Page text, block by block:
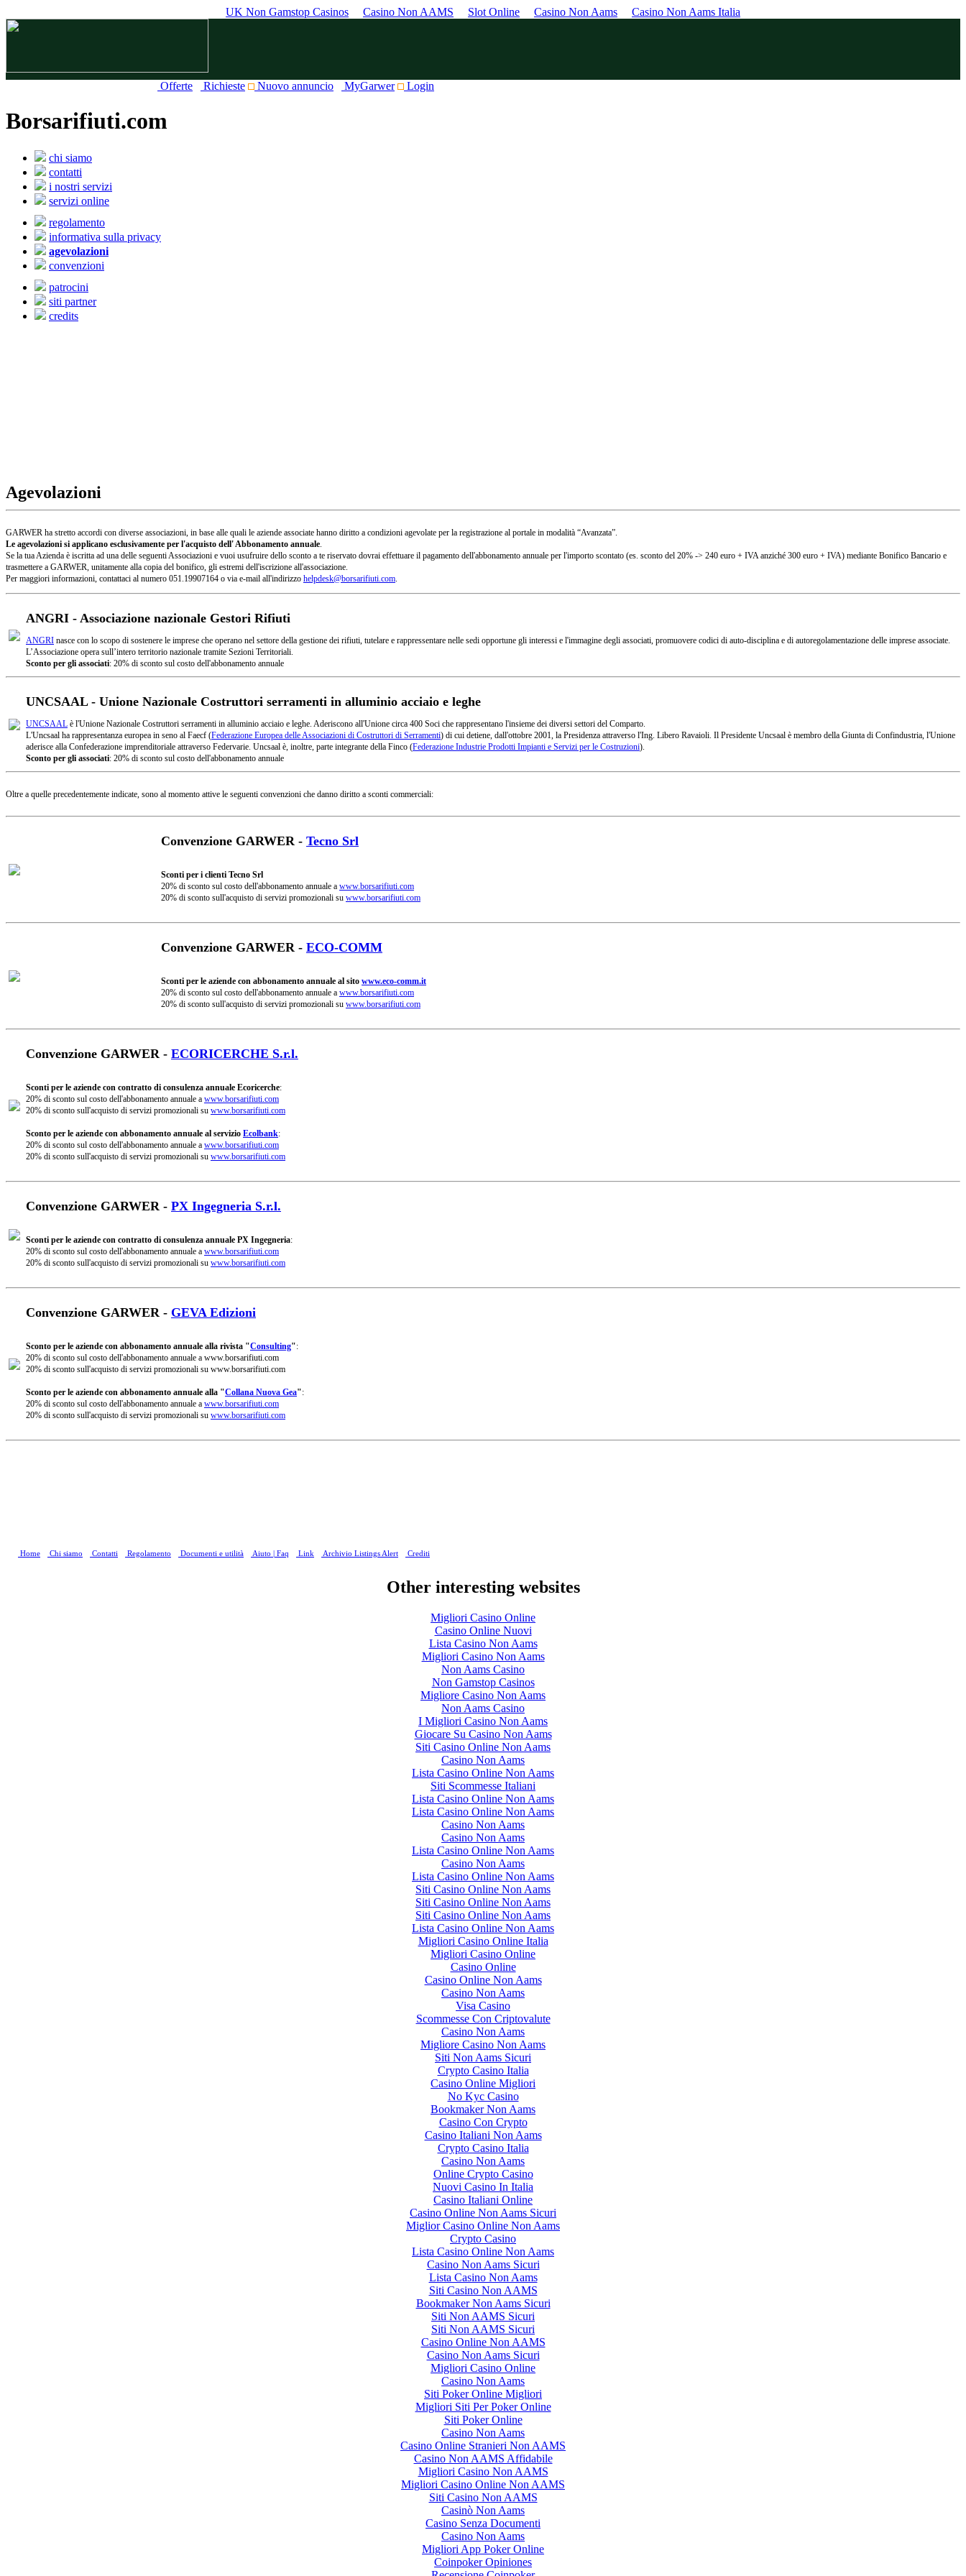
UK Non Gamstop Casinos Casino Non AAMS Slot Online Casino Non Aams Casino Non Aams Italia
Offerte Richieste Nuovo annuncio MyGarwer Login
Borsarifiuti.com
chi siamo
contatti
i nostri servizi
servizi online
regolamento
informativa sulla privacy
agevolazioni
convenzioni
patrocini
siti partner
credits
Agevolazioni
GARWER ha stretto accordi con diverse associazioni, in base alle quali le aziende associate hanno diritto a condizioni agevolate per la registrazione al portale in modalità “Avanzata”.
Le agevolazioni si applicano esclusivamente per l'acquisto dell' Abbonamento annuale.
Se la tua Azienda è iscritta ad una delle seguenti Associazioni e vuoi usufruire dello sconto a te riservato dovrai effettuare il pagamento dell'abbonamento annuale per l'importo scontato (es. sconto del 20% -> 240 euro + IVA anziché 300 euro + IVA) mediante Bonifico Bancario e
trasmettere a GARWER, unitamente alla copia del bonifico, gli estremi dell'iscrizione all'associazione.
Per maggiori informazioni, contattaci al numero 051.19907164 o via e-mail all'indirizzo helpdesk@borsarifiuti.com.
ANGRI - Associazione nazionale Gestori Rifiuti
ANGRI nasce con lo scopo di sostenere le imprese che operano nel settore della gestione dei rifiuti, tutelare e rappressentare nelle sedi opportune gli interessi e l'immagine degli associati, promuovere codici di auto-disciplina e di autoregolamentazione delle imprese associate.
L’Associazione opera sull’intero territorio nazionale tramite Sezioni Territoriali.
Sconto per gli associati: 20% di sconto sul costo dell'abbonamento annuale
UNCSAAL - Unione Nazionale Costruttori serramenti in alluminio acciaio e leghe
UNCSAAL è l'Unione Nazionale Costruttori serramenti in alluminio acciaio e leghe. Aderiscono all'Unione circa 400 Soci che rappresentano l'insieme dei diversi settori del Comparto.
L'Uncsaal ha rappresentanza europea in seno al Faecf (Federazione Europea delle Associazioni di Costruttori di Serramenti) di cui detiene, dall'ottobre 2001, la Presidenza attraverso l'Ing. Libero Ravaioli. Il Presidente Uncsaal è membro della Giunta di Confindustria, l'Unione
aderisce alla Confederazione imprenditoriale attraverso Federvarie. Uncsaal è, inoltre, parte integrante della Finco (Federazione Industrie Prodotti Impianti e Servizi per le Costruzioni).
Sconto per gli associati: 20% di sconto sul costo dell'abbonamento annuale
Oltre a quelle precedentemente indicate, sono al momento attive le seguenti convenzioni che danno diritto a sconti commerciali:
Convenzione GARWER - Tecno Srl
Sconti per i clienti Tecno Srl
20% di sconto sul costo dell'abbonamento annuale a www.borsarifiuti.com
20% di sconto sull'acquisto di servizi promozionali su www.borsarifiuti.com
Convenzione GARWER - ECO-COMM
Sconti per le aziende con abbonamento annuale al sito www.eco-comm.it
20% di sconto sul costo dell'abbonamento annuale a www.borsarifiuti.com
20% di sconto sull'acquisto di servizi promozionali su www.borsarifiuti.com
Convenzione GARWER - ECORICERCHE S.r.l.
Sconti per le aziende con contratto di consulenza annuale Ecoricerche:
20% di sconto sul costo dell'abbonamento annuale a www.borsarifiuti.com
20% di sconto sull'acquisto di servizi promozionali su www.borsarifiuti.com
Sconto per le aziende con abbonamento annuale al servizio Ecolbank:
20% di sconto sul costo dell'abbonamento annuale a www.borsarifiuti.com
20% di sconto sull'acquisto di servizi promozionali su www.borsarifiuti.com
Convenzione GARWER - PX Ingegneria S.r.l.
Sconti per le aziende con contratto di consulenza annuale PX Ingegneria:
20% di sconto sul costo dell'abbonamento annuale a www.borsarifiuti.com
20% di sconto sull'acquisto di servizi promozionali su www.borsarifiuti.com
Convenzione GARWER - GEVA Edizioni
Sconto per le aziende con abbonamento annuale alla rivista "Consulting":
20% di sconto sul costo dell'abbonamento annuale a www.borsarifiuti.com
20% di sconto sull'acquisto di servizi promozionali su www.borsarifiuti.com
Sconto per le aziende con abbonamento annuale alla "Collana Nuova Gea":
20% di sconto sul costo dell'abbonamento annuale a www.borsarifiuti.com
20% di sconto sull'acquisto di servizi promozionali su www.borsarifiuti.com
Home Chi siamo Contatti Regolamento Documenti e utilità Aiuto | Faq Link Archivio Listings Alert Crediti
Other interesting websites
Migliori Casino Online
Casino Online Nuovi
Lista Casino Non Aams
Migliori Casino Non Aams
Non Aams Casino
Non Gamstop Casinos
Migliore Casino Non Aams
Non Aams Casino
I Migliori Casino Non Aams
Giocare Su Casino Non Aams
Siti Casino Online Non Aams
Casino Non Aams
Lista Casino Online Non Aams
Siti Scommesse Italiani
Lista Casino Online Non Aams
Lista Casino Online Non Aams
Casino Non Aams
Casino Non Aams
Lista Casino Online Non Aams
Casino Non Aams
Lista Casino Online Non Aams
Siti Casino Online Non Aams
Siti Casino Online Non Aams
Siti Casino Online Non Aams
Lista Casino Online Non Aams
Migliori Casino Online Italia
Migliori Casino Online
Casino Online
Casino Online Non Aams
Casino Non Aams
Visa Casino
Scommesse Con Criptovalute
Casino Non Aams
Migliore Casino Non Aams
Siti Non Aams Sicuri
Crypto Casino Italia
Casino Online Migliori
No Kyc Casino
Bookmaker Non Aams
Casino Con Crypto
Casino Italiani Non Aams
Crypto Casino Italia
Casino Non Aams
Online Crypto Casino
Nuovi Casino In Italia
Casino Italiani Online
Casino Online Non Aams Sicuri
Miglior Casino Online Non Aams
Crypto Casino
Lista Casino Online Non Aams
Casino Non Aams Sicuri
Lista Casino Non Aams
Siti Casino Non AAMS
Bookmaker Non Aams Sicuri
Siti Non AAMS Sicuri
Siti Non AAMS Sicuri
Casino Online Non AAMS
Casino Non Aams Sicuri
Migliori Casino Online
Casino Non Aams
Siti Poker Online Migliori
Migliori Siti Per Poker Online
Siti Poker Online
Casino Non Aams
Casino Online Stranieri Non AAMS
Casino Non AAMS Affidabile
Migliori Casino Non AAMS
Migliori Casino Online Non AAMS
Siti Casino Non AAMS
Casinò Non Aams
Casino Senza Documenti
Casino Non Aams
Migliori App Poker Online
Coinpoker Opiniones